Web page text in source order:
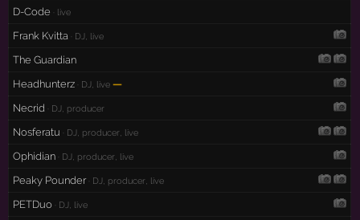
D-Code · live
Frank Kvitta · DJ, live
The Guardian
Headhunterz · DJ, live —
Necrid · DJ, producer
Nosferatu · DJ, producer, live
Ophidian · DJ, producer, live
Peaky Pounder· DJ, producer, live
PETDuo · DJ, live